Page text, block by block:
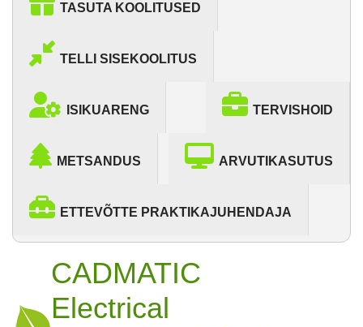
TASUTA KOOLITUSED
TELLI SISEKOOLITUS
ISIKUARENG TERVISHOID
METSANDUS ARVUTIKASUTUS
ETTEVÕTTE PRAKTIKAJUHENDAJA
CADMATIC
Electrical